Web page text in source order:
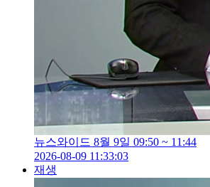
뉴스와이드 8월 9일 09:50 ~ 11:44
2026-08-09 11:33:03
재생